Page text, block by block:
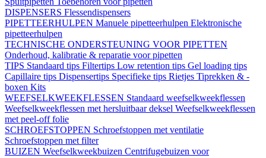
DISPENSERS Flessendispensers
PIPETTEERHULPEN Manuele pipetteerhulpen Elektronische
pipetteerhulpen
TECHNISCHE ONDERSTEUNING VOOR PIPETTEN
Onderhoud, kalibratie & reparatie voor pipetten
TIPS Standaard tips Filtertips Low retention tips Gel loading tips
Capillaire tips Dispensertips Specifieke tips Rietjes Tiprekken & -
boxen Kits
WEEFSELKWEEKFLESSEN Standaard weefselkweekflessen
Weefselkweekflessen met hersluitbaar deksel Weefselkweekflessen
met peel-off folie
SCHROEFSTOPPEN Schroefstoppen met ventilatie
Schroefstoppen met filter
BUIZEN Weefselkweekbuizen Centrifugebuizen voor